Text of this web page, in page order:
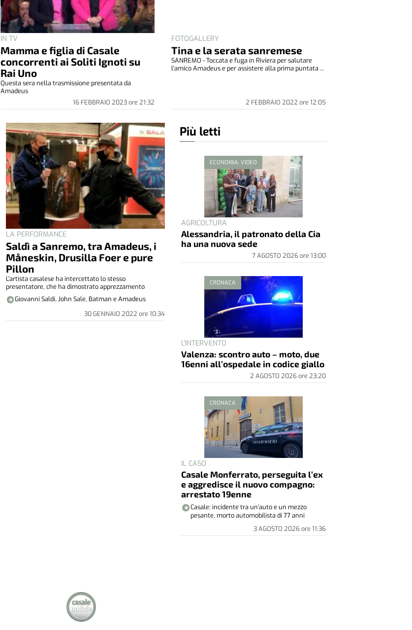
IN TV
Mamma e figlia di Casale
concorrenti ai Soliti Ignoti su
Rai Uno
16 FEBBRAIO 2023ore 21:32
Questa sera nella trasmissione presentata da
Amadeus
FOTOGALLERY
Tina e la serata sanremese
2 FEBBRAIO 2022 ore 12:05
SANREMO - Toccata e fuga in Riviera per salutare
l'amico Amadeus e per assistere alla prima puntata ...
LA PERFORMANCE
Saldì a Sanremo, tra Amadeus, i
Måneskin, Drusilla Foer e pure
Pillon
30 GENNAIO 2022 ore 10:34
L'artista casalese ha intercettato lo stesso
presentatore, che ha dimostrato apprezzamento
Giovanni Saldí, John Sale, Batman e Amadeus
Più letti
ECONOMIA, VIDEO
AGRICOLTURA
Alessandria, il patronato della Cia
ha una nuova sede
7 AGOSTO 2026ore 13:00
CRONACA
L'INTERVENTO
Valenza: scontro auto – moto, due
16enni all’ospedale in codice giallo
2 AGOSTO 2026ore 23:20
CRONACA
IL CASO
Casale Monferrato, perseguita l’ex
e aggredisce il nuovo compagno:
arrestato 19enne
3 AGOSTO 2026ore 11:36
Casale: incidente tra un’auto e un mezzo
pesante, morto automobilista di 77 anni